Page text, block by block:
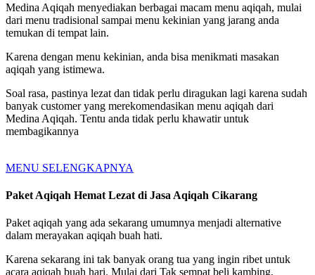
Medina Aqiqah menyediakan berbagai macam menu aqiqah, mulai
dari menu tradisional sampai menu kekinian yang jarang anda
temukan di tempat lain.
Karena dengan menu kekinian, anda bisa menikmati masakan
aqiqah yang istimewa.
Soal rasa, pastinya lezat dan tidak perlu diragukan lagi karena sudah
banyak customer yang merekomendasikan menu aqiqah dari
Medina Aqiqah. Tentu anda tidak perlu khawatir untuk
membagikannya
MENU SELENGKAPNYA
Paket Aqiqah Hemat Lezat di Jasa Aqiqah Cikarang
Paket aqiqah yang ada sekarang umumnya menjadi alternative
dalam merayakan aqiqah buah hati.
Karena sekarang ini tak banyak orang tua yang ingin ribet untuk
acara aqiqah buah hari. Mulai dari Tak sempat beli kambing,